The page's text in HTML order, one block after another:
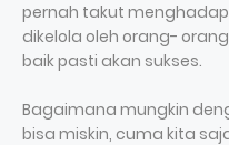
pernah takut
dikelola oleh orang-
baik pasti akan sukses.
Bagaimana mungkin
bisa miskin, cuma kita